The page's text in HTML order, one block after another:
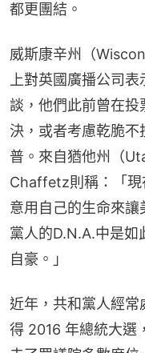
都更團結。
威斯康辛州（
上對英國廣播公司
談，他們此前曾在投
決，或者考慮乾脆不
普。來自猶他州（
Chaffetz則稱：「現
意用自己的生命來讓
黨人的D.N.A.中是
自豪。」
近年，共和黨人經常
得 2016 年總統大選